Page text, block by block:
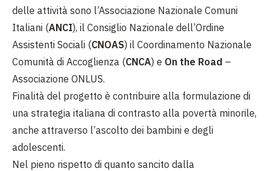
delle attività sono l’Associazione Nazionale Comuni
Italiani (ANCI), il Consiglio Nazionale dell’Ordine
Assistenti Sociali (CNOAS) il Coordinamento Nazionale
Comunità di Accoglienza (CNCA) e On the Road –
Associazione ONLUS.
Finalità del progetto è contribuire alla formulazione di
una strategia italiana di contrasto alla povertà minorile,
anche attraverso l’ascolto dei bambini e degli
adolescenti.
Nel pieno rispetto di quanto sancito dalla